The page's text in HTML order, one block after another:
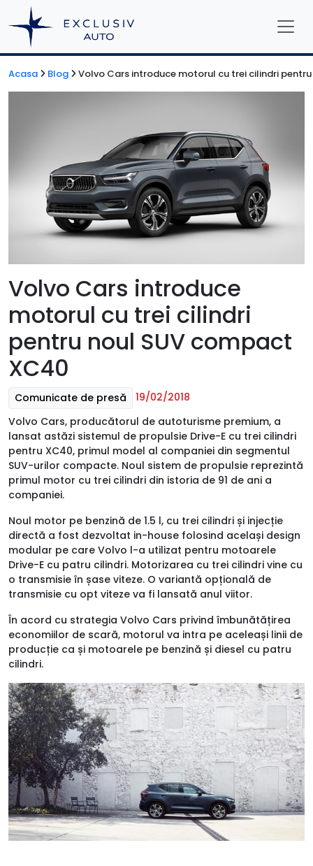
Acasa Blog Volvo Cars introduce motorul cu trei cilindri
Volvo Cars introduce
motorul cu trei cilindri
pentru noul SUV compact
XC40
Comunicate de presă
19/02/2018
Volvo Cars, producătorul de autoturisme premium, a
lansat astăzi sistemul de propulsie Drive-E cu trei cilindri
pentru XC40, primul model al companiei din segmentul
SUV-urilor compacte. Noul sistem de propulsie reprezintă
primul motor cu trei cilindri din istoria de 91 de ani a
companiei.
Noul motor pe benzină de 1.5 l, cu trei cilindri și injecție
directă a fost dezvoltat in-house folosind același design
modular pe care Volvo l-a utilizat pentru motoarele
Drive-E cu patru cilindri. Motorizarea cu trei cilindri vine cu
o transmisie în șase viteze. O variantă opțională de
transmisie cu opt viteze va fi lansată anul viitor.
În acord cu strategia Volvo Cars privind îmbunătățirea
economiilor de scară, motorul va intra pe aceleași linii de
producție ca și motoarele pe benzină și diesel cu patru
cilindri.